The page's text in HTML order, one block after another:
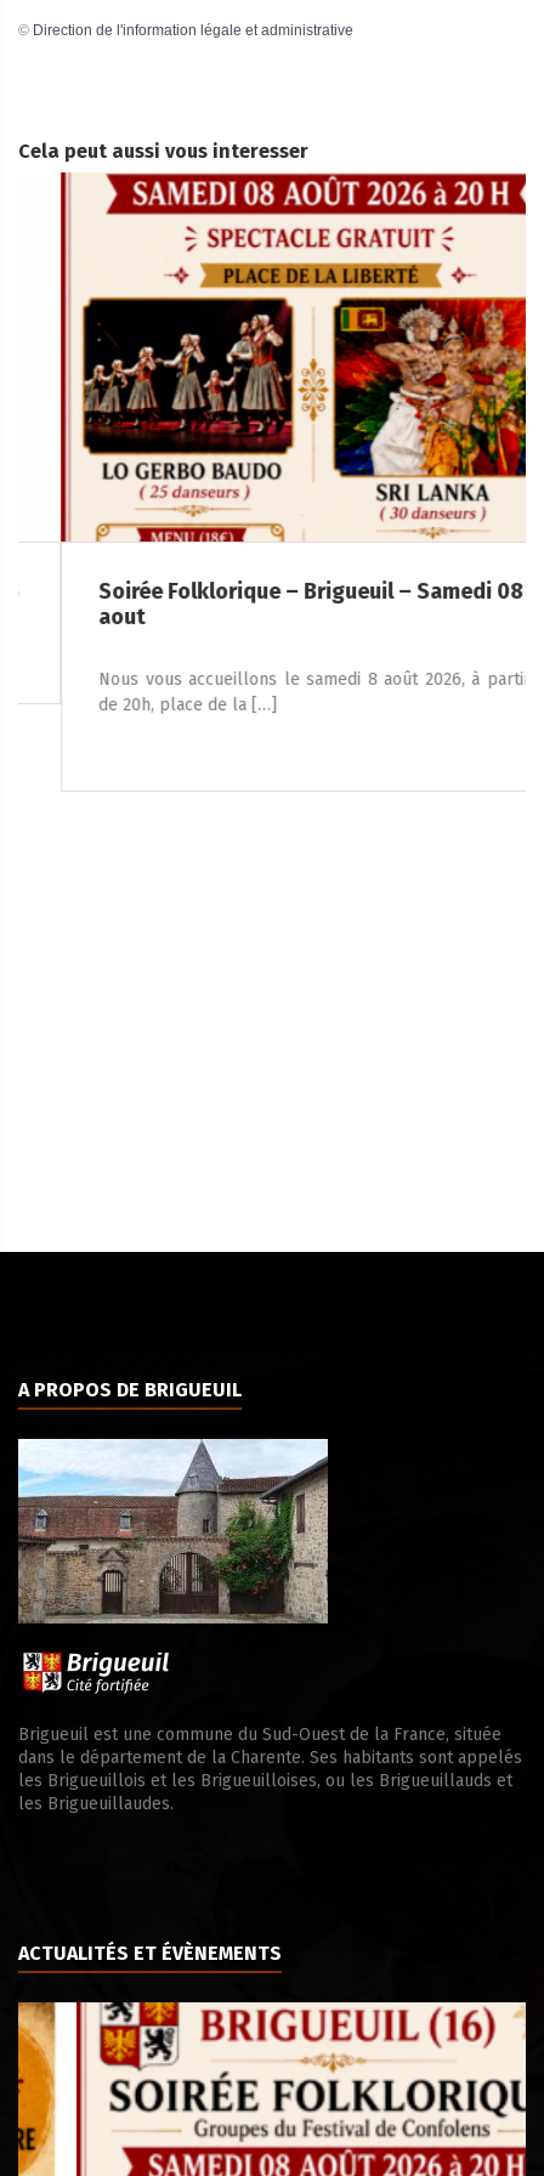
© Direction de l'information légale et administrative
Cela peut aussi vous interesser
Soirée Folklorique – Brigueuil – Samedi 08
aout
Nous vous accueillons le samedi 8 août 2026, à partir
de 20h, place de la […]
A PROPOS DE BRIGUEUIL
Brigueuil est une commune du Sud-Ouest de la France, située
dans le département de la Charente. Ses habitants sont appelés
les Brigueuillois et les Brigueuilloises, ou les Brigueuillauds et
les Brigueuillaudes.
ACTUALITÉS ET ÉVÈNEMENTS